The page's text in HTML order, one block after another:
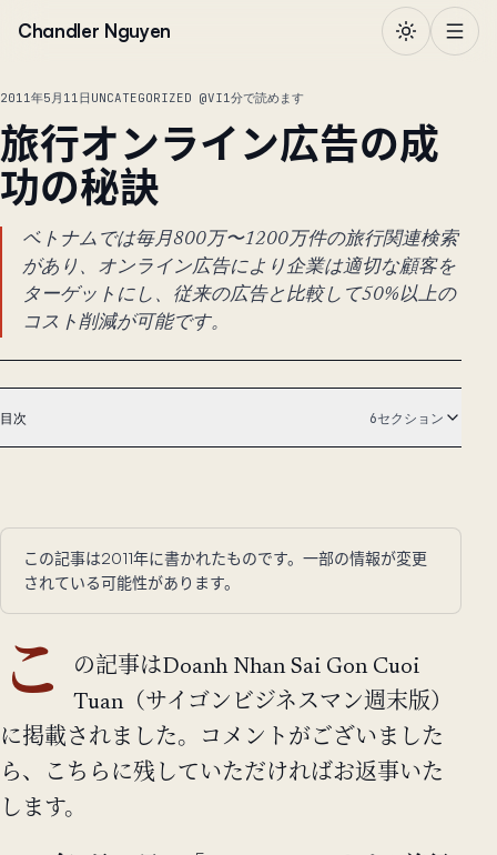
Chandler Nguyen
2011年5月11日 UNCATEGORIZED @VI1分で読めます
旅行オンライン広告の成
功の秘訣
ベトナムでは毎月800万〜1200万件の旅行関連検索
があり、オンライン広告により企業は適切な顧客を
ターゲットにし、従来の広告と比較して50%以上の
コスト削減が可能です。
目次 6セクション
この記事は2011年に書かれたものです。一部の情報が変更
されている可能性があります。
こ
の記事はDoanh Nhan Sai Gon Cuoi
Tuan（サイゴンビジネスマン週末版）
に掲載されました。コメントがございました
ら、こちらに残していただければお返事いた
します。